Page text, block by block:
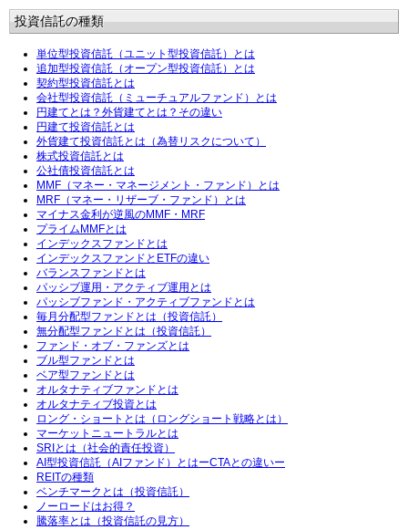
投資信託の種類
単位型投資信託（ユニット型投資信託）とは
追加型投資信託（オープン型投資信託）とは
契約型投資信託とは
会社型投資信託（ミューチュアルファンド）とは
円建てとは？外貨建てとは？その違い
円建て投資信託とは
外貨建て投資信託とは（為替リスクについて）
株式投資信託とは
公社債投資信託とは
MMF（マネー・マネージメント・ファンド）とは
MRF（マネー・リザーブ・ファンド）とは
マイナス金利が逆風のMMF・MRF
プライムMMFとは
インデックスファンドとは
インデックスファンドとETFの違い
バランスファンドとは
パッシブ運用・アクティブ運用とは
パッシブファンド・アクティブファンドとは
毎月分配型ファンドとは（投資信託）
無分配型ファンドとは（投資信託）
ファンド・オブ・ファンズとは
ブル型ファンドとは
ベア型ファンドとは
オルタナティブファンドとは
オルタナティブ投資とは
ロング・ショートとは（ロングショート戦略とは）
マーケットニュートラルとは
SRIとは（社会的責任投資）
AI型投資信託（AIファンド）とはーCTAとの違いー
REITの種類
ベンチマークとは（投資信託）
ノーロードはお得？
騰落率とは（投資信託の見方）